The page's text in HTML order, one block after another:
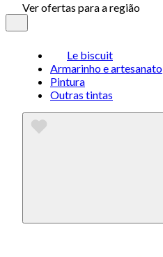
Ver ofertas para a região
Le biscuit
Armarinho e artesanato
Pintura
Outras tintas